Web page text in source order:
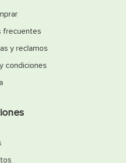
frecuentes
y reclamos
condiciones